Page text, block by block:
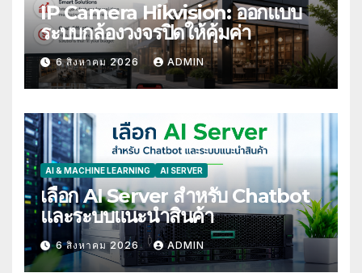
IP Camera Hikvision: ออกแบบ
ระบบกล้องวงจรปิดให้คุ้มค่า
6 สิงหาคม 2026 ADMIN
AI & MACHINE LEARNING AI SERVER
เลือก AI Server สำหรับ Chatbot
และระบบแนะนำสินค้า
6 สิงหาคม 2026 ADMIN